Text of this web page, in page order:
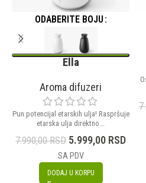
ODABERITE BOJU
Ella
Aroma difuzeri
Pun potencijal etarskih ulja! Raspršuje
etarska ulja direktno...
7.990,00RSD 5.999,00 RSD
SA PDV
DODAJ U KORPU